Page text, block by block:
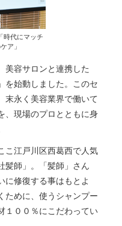
時代にマッチ
ア」
美容サロンと連携した
を始動しました。このセ
末永く美容業界で働いて
、現場のプロとともに身
こ江戸川区西葛西で人気
髪師」。「髪師」さん
に修復する事はもとよ
ために、使うシャンプー
１００％にこだわってい